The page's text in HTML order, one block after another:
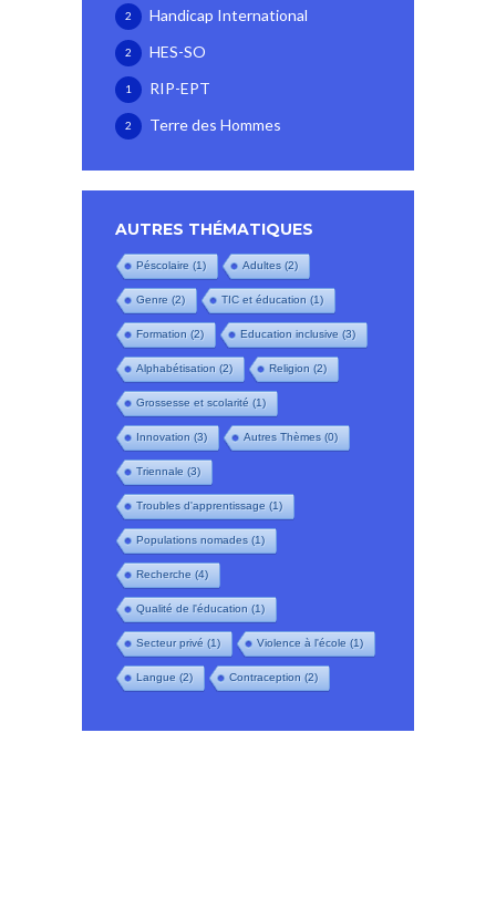
Handicap International
2
HES-SO
2
RIP-EPT
1
Terre des Hommes
2
AUTRES THÉMATIQUES
Péscolaire (1) Adultes (2)
Genre (2) TIC et éducation (1)
Formation (2) Education inclusive (3)
Alphabétisation (2) Religion (2)
Grossesse et scolarité (1)
Innovation (3) Autres Thèmes (0)
Triennale (3)
Troubles d'apprentissage (1)
Populations nomades (1)
Recherche (4)
Qualité de l'éducation (1)
Secteur privé (1) Violence à l'école (1)
Langue (2) Contraception (2)